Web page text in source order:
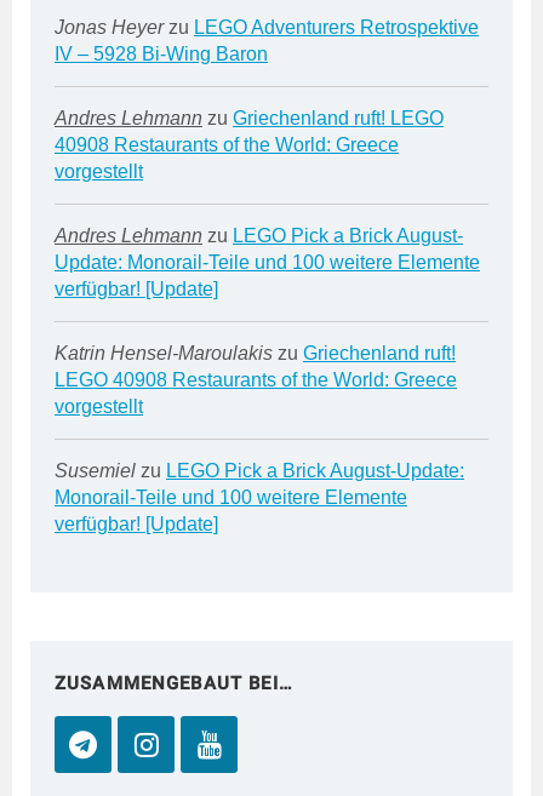
Jonas Heyerzu LEGO Adventurers Retrospektive
IV – 5928 Bi-Wing Baron
Andres Lehmann zu Griechenland ruft! LEGO
40908 Restaurants of the World: Greece
vorgestellt
Andres Lehmann zu LEGO Pick a Brick August-
Update: Monorail-Teile und 100 weitere Elemente
verfügbar! [Update]
Katrin Hensel-Maroulakis zu Griechenland ruft!
LEGO 40908 Restaurants of the World: Greece
vorgestellt
Susemiel zu LEGO Pick a Brick August-Update:
Monorail-Teile und 100 weitere Elemente
verfügbar! [Update]
ZUSAMMENGEBAUT BEI…